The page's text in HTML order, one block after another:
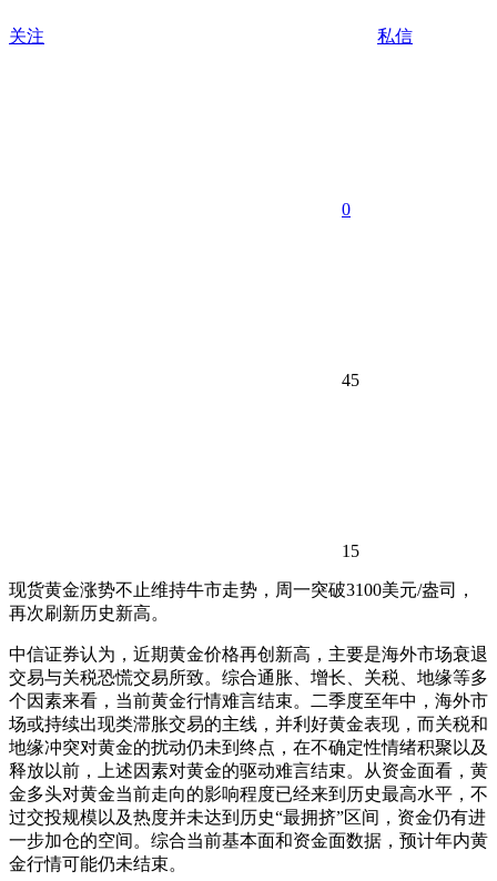
关注 私信
0
45
15
现货黄金涨势不止维持牛市走势，周一突破3100美元/盎司，
再次刷新历史新高。
中信证券认为，近期黄金价格再创新高，主要是海外市场衰退
交易与关税恐慌交易所致。综合通胀、增长、关税、地缘等多
个因素来看，当前黄金行情难言结束。二季度至年中，海外市
场或持续出现类滞胀交易的主线，并利好黄金表现，而关税和
地缘冲突对黄金的扰动仍未到终点，在不确定性情绪积聚以及
释放以前，上述因素对黄金的驱动难言结束。从资金面看，黄
金多头对黄金当前走向的影响程度已经来到历史最高水平，不
过交投规模以及热度并未达到历史“最拥挤”区间，资金仍有进
一步加仓的空间。综合当前基本面和资金面数据，预计年内黄
金行情可能仍未结束。